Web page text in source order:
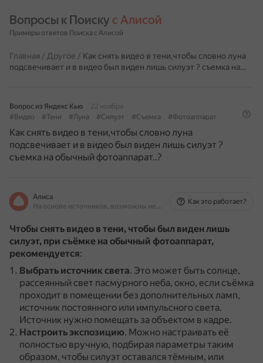
Вопросы к Поиску с Алисой
Примеры ответов Поиска с Алисой
Главная / Другое / Как снять видео в тени,чтобы словно луна
подсвечивает и в видео был виден лишь силуэт ? съемка на…
Вопрос из Яндекс Кью
22 ноября
#Видео
#Тени #Луна #Силуэт #Съемка #Фотоаппарат
Как снять видео в тени,чтобы словно луна
подсвечивает и в видео был виден лишь силуэт ?
съемка на обычный фотоаппарат..?
Алиса
На основе источников, возможны неточности
Как это работает?
Чтобы снять видео в тени, чтобы был виден лишь
силуэт, при съёмке на обычный фотоаппарат,
рекомендуется:
Выбрать источник света. Это может быть солнце,
рассеянный свет пасмурного неба, окно, если съёмка
проходит в помещении без дополнительных ламп,
источник постоянного или импульсного света.
Источник нужно помещать за объектом в кадре.
Настроить экспозицию. Можно настраивать её
полностью вручную, подбирая параметры таким
образом, чтобы силуэт оставался тёмным, или